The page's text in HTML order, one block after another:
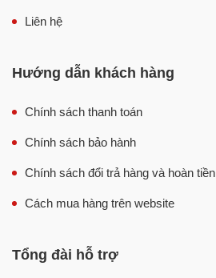
Liên hệ
Hướng dẫn khách hàng
Chính sách thanh toán
Chính sách bảo hành
Chính sách đổi trả hàng và hoàn tiền
Cách mua hàng trên website
Tổng đài hỗ trợ